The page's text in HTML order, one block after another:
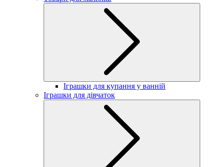
Іграшки для купання у ванній
Іграшки для дівчаток